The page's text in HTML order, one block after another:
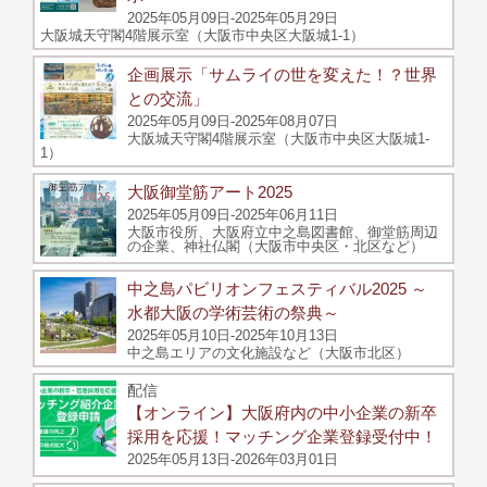
2025年05月09日-2025年05月29日
大阪城天守閣4階展示室（大阪市中央区大阪城1-1）
企画展示「サムライの世を変えた！？世界
との交流」
2025年05月09日-2025年08月07日
大阪城天守閣4階展示室（大阪市中央区大阪城1-
1）
大阪御堂筋アート2025
2025年05月09日-2025年06月11日
大阪市役所、大阪府立中之島図書館、御堂筋周辺
の企業、神社仏閣（大阪市中央区・北区など）
中之島パビリオンフェスティバル2025 ～
水都大阪の学術芸術の祭典～
2025年05月10日-2025年10月13日
中之島エリアの文化施設など（大阪市北区）
配信
【オンライン】大阪府内の中小企業の新卒
採用を応援！マッチング企業登録受付中！
2025年05月13日-2026年03月01日